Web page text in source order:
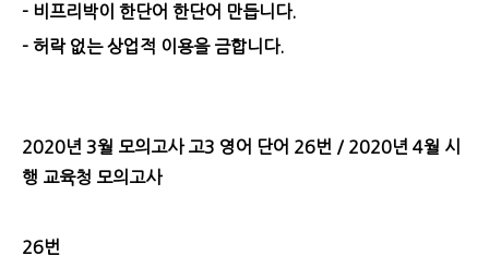
- 비프리박이 한단어 한단어 만듭니다.
- 허락 없는 상업적 이용을 금합니다.
2020년 3월 모의고사 고3 영어 단어 26번 / 2020년 4월 시
행 교육청 모의고사
26번